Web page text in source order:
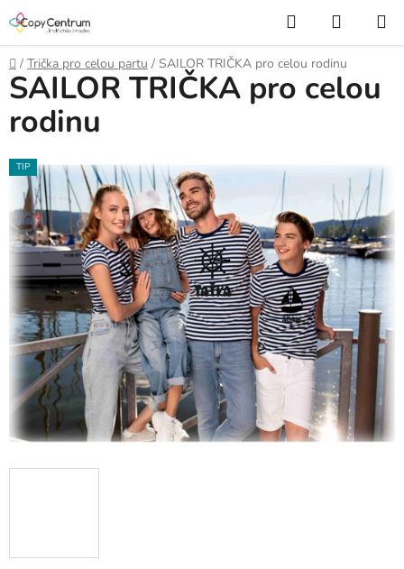
Přejít
na
obsah
Hledat
KOŠÍK
Domů
/ Trička pro celou partu / SAILOR TRIČKA pro celou rodinu
SAILOR TRIČKA pro celou
rodinu
TIP